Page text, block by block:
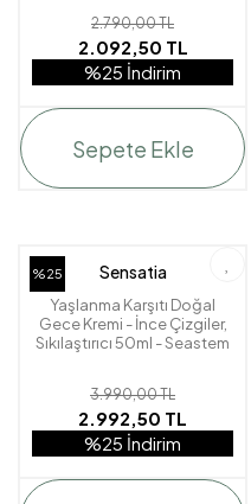
2.790,00 TL
2.092,50 TL
%25 İndirim
Sepete Ekle
%25 Sensatia
Yaşlanma Karşıtı Doğal
Gece Kremi - İnce Çizgiler,
Sıkılaştırıcı 50ml - Seastem
3.990,00 TL
2.992,50 TL
%25 İndirim